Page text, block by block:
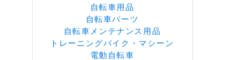
自転車用品
自転車パーツ
自転車メンテナンス用品
トレーニングバイク・マシーン
電動自転車